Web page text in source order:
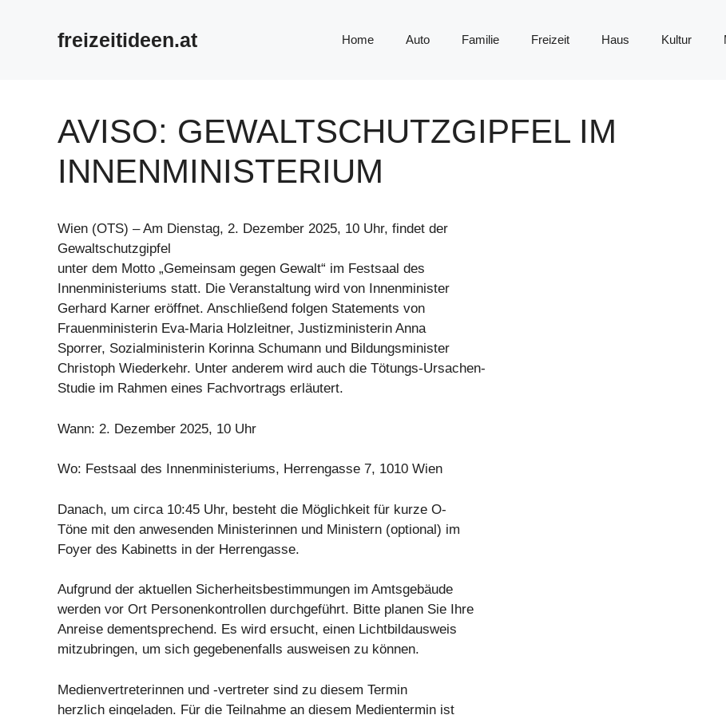
freizeitideen.at Home Auto Familie Freizeit Haus Kultur
AVISO: GEWALTSCHUTZGIPFEL IM
INNENMINISTERIUM
Wien (OTS) – Am Dienstag, 2. Dezember 2025, 10 Uhr, findet der
Gewaltschutzgipfel
unter dem Motto „Gemeinsam gegen Gewalt“ im Festsaal des
Innenministeriums statt. Die Veranstaltung wird von Innenminister
Gerhard Karner eröffnet. Anschließend folgen Statements von
Frauenministerin Eva-Maria Holzleitner, Justizministerin Anna
Sporrer, Sozialministerin Korinna Schumann und Bildungsminister
Christoph Wiederkehr. Unter anderem wird auch die Tötungs-Ursachen-
Studie im Rahmen eines Fachvortrags erläutert.
Wann: 2. Dezember 2025, 10 Uhr
Wo: Festsaal des Innenministeriums, Herrengasse 7, 1010 Wien
Danach, um circa 10:45 Uhr, besteht die Möglichkeit für kurze O-
Töne mit den anwesenden Ministerinnen und Ministern (optional) im
Foyer des Kabinetts in der Herrengasse.
Aufgrund der aktuellen Sicherheitsbestimmungen im Amtsgebäude
werden vor Ort Personenkontrollen durchgeführt. Bitte planen Sie Ihre
Anreise dementsprechend. Es wird ersucht, einen Lichtbildausweis
mitzubringen, um sich gegebenenfalls ausweisen zu können.
Medienvertreterinnen und -vertreter sind zu diesem Termin
herzlich eingeladen. Für die Teilnahme an diesem Medientermin ist